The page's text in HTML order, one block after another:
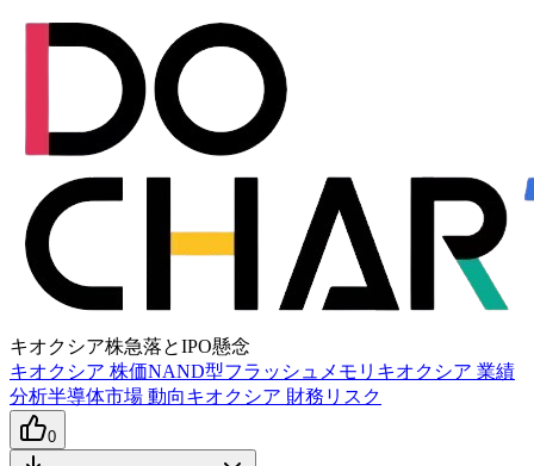
キオクシア株急落とIPO懸念
キオクシア 株価NAND型フラッシュメモリ キオクシア 業績
分析半導体市場 動向キオクシア 財務リスク
0